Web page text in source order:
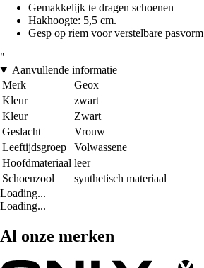
Gemakkelijk te dragen schoenen
Hakhoogte: 5,5 cm.
Gesp op riem voor verstelbare pasvorm
"
Aanvullende informatie
Merk
Geox
Kleur
zwart
Kleur
Zwart
Geslacht
Vrouw
Leeftijdsgroep
Volwassene
Hoofdmateriaal leer
Schoenzool
synthetisch materiaal
Loading...
Loading...
Al onze merken